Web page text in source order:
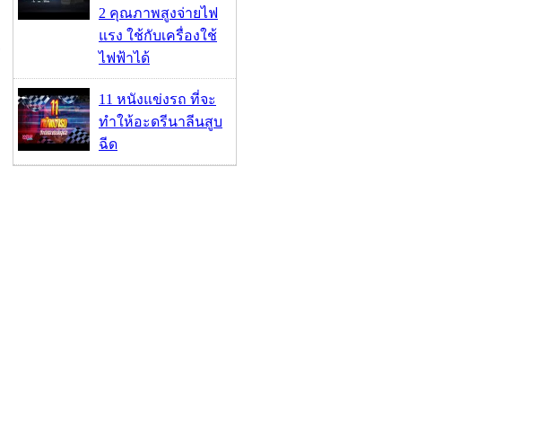
2 คุณภาพสูงจ่ายไฟ
แรง ใช้กับเครื่องใช้
ไฟฟ้าได้
11 หนังแข่งรถ ที่จะ
ทำให้อะดรีนาลีนสูบ
ฉีด